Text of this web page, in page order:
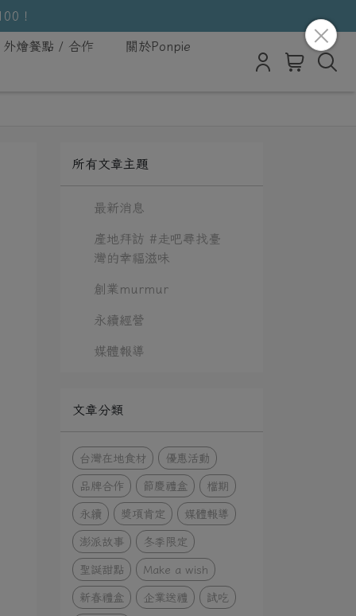
！
外燴餐點 / 合作
關於Ponpie
所有文章主題
最新消息
產地拜訪 #走吧尋找臺
灣的幸福滋味
創業murmur
永續經營
媒體報導
文章分類
台灣在地食材
優惠活動
品牌合作
節慶禮盒
檔期
永續
獎項肯定
媒體報導
澎派故事
冬季限定
聖誕甜點
Make a wish
新春禮盒
企業送禮
試吃